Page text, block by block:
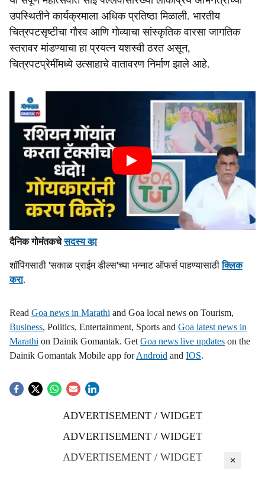
उपस्थितीने कार्यक्रमाला अधिक प्रतिष्ठा मिळाली. भारतीय
चित्रपटसृष्टीचा गौरव आणि गोव्याचा सांस्कृतिक वारसा जागतिक
स्तरावर मांडण्याचा हा प्रयत्न यशस्वी ठरत असून,
चित्रपटप्रेमींमध्ये उत्साहाचे वातावरण निर्माण झाले आहे.
दैनिक गोमंतकचेसदस्य व्हा
शॉपिंगसाठी 'सकाळ प्राईम डील्स'च्या भन्नाट ऑफर्स पाहण्यासाठीक्लिक
करा.
Read Goa news in Marathi and Goa local news on Tourism,
Business, Politics, Entertainment, Sports and Goa latest news in
Marathi on Dainik Gomantak. Get Goa news live updates on the
Dainik Gomantak Mobile app forAndroid and IOS.
ADVERTISEMENT / WIDGET
ADVERTISEMENT / WIDGET
ADVERTISEMENT / WIDGET
×